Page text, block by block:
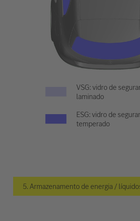
VSG: vidro de
laminado
ESG: vidro de
temperado
5. Armazenamento de energia /